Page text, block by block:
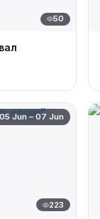
50
05 Jun – 07 Jun
223